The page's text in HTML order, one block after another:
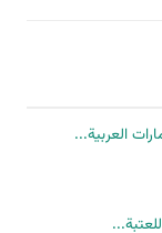
العربية...